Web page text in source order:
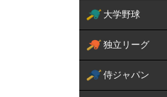
大学野球
独立リーグ
侍ジャパン